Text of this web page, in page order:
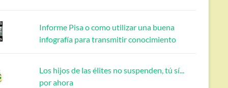
Informe Pisa o como utilizar una buena
infografía para transmitir conocimiento
Los hijos de las élites no suspenden, tú sí...
por ahora